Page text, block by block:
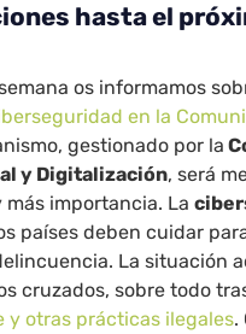
hasta el
os informamos
en la
gestionado por la
y Digitalización, será
más importancia. La
países deben cuidar
La situación
cruzados, sobre todo
y otras prácticas ilegales.